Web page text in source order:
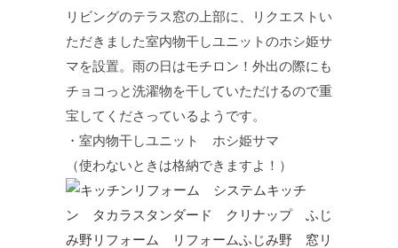
リビングのテラス窓の上部に、リクエストい
ただきました室内物干しユニットのホシ姫サ
マを設置。雨の日はモチロン！外出の際にも
チョコっと洗濯物を干していただけるので重
宝してくださっているようです。
・室内物干しユニット ホシ姫サマ
（使わないときは格納できますよ！）